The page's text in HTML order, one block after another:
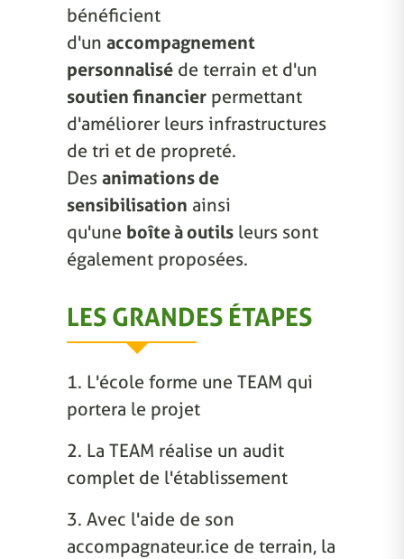
bénéficient
d'un accompagnement
personnalisé de terrain et d'un
soutien financier permettant
d'améliorer leurs infrastructures
de tri et de propreté.
Des animations de
sensibilisation ainsi
qu'une boîte à outils leurs sont
également proposées.
LES GRANDES ÉTAPES
1. L'école forme une TEAM qui
portera le projet
2. La TEAM réalise un audit
complet de l'établissement
3. Avec l'aide de son
accompagnateur.ice de terrain, la